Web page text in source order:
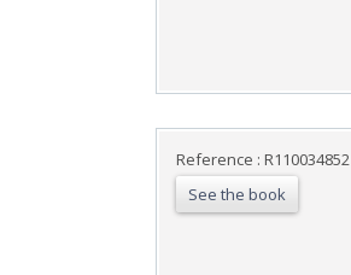
Reference : R110034852
See the book